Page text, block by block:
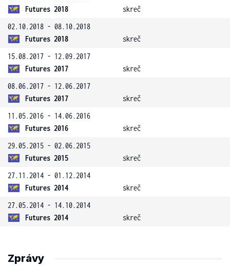
Futures 2018
skreč
02.10.2018 - 08.10.2018
Futures 2018
skreč
15.08.2017 - 12.09.2017
Futures 2017
skreč
08.06.2017 - 12.06.2017
Futures 2017
skreč
11.05.2016 - 14.06.2016
Futures 2016
skreč
29.05.2015 - 02.06.2015
Futures 2015
skreč
27.11.2014 - 01.12.2014
Futures 2014
skreč
27.05.2014 - 14.10.2014
Futures 2014
skreč
Zprávy